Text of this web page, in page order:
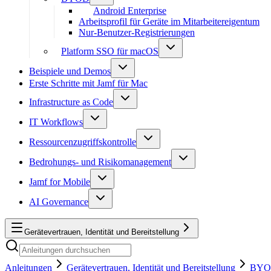
Android Enterprise
Arbeitsprofil für Geräte im Mitarbeitereigentum
Nur-Benutzer-Registrierungen
Platform SSO für macOS
Beispiele und Demos
Erste Schritte mit Jamf für Mac
Infrastructure as Code
IT Workflows
Ressourcenzugriffskontrolle
Bedrohungs- und Risikomanagement
Jamf for Mobile
AI Governance
Gerätevertrauen, Identität und Bereitstellung
Anleitungen Gerätevertrauen, Identität und Bereitstellung